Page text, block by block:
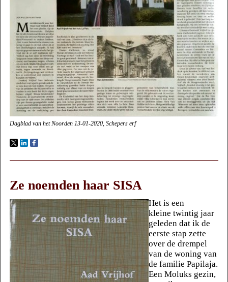
Dagblad van het Noorden 13-01-2020, Schepers erf
Ze noemden haar SISA
Het is een
kleine twintig jaar
geleden dat ik de
eerste stap zette
over de drempel
van de woning van
de familie Papilaja.
Een Moluks gezin,